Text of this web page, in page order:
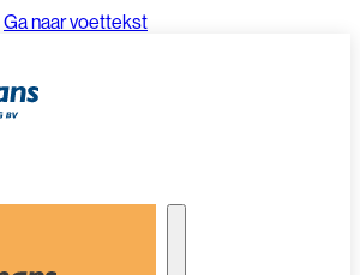
Ga naar voettekst